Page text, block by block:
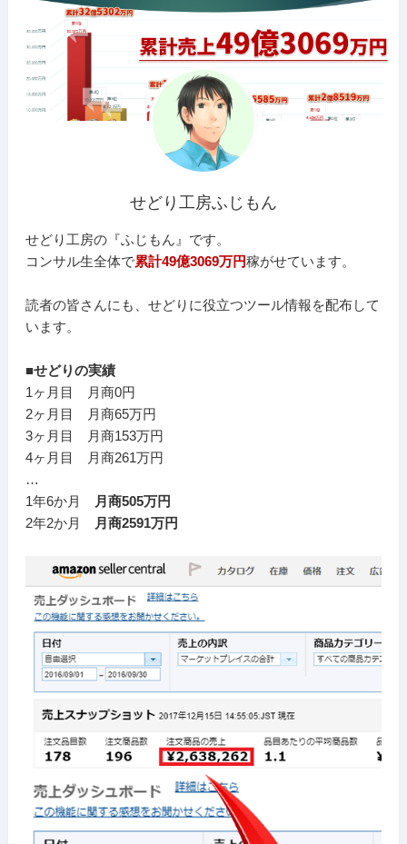
せどり工房ふじもん
せどり工房の『ふじもん』です。
コンサル生全体で累計49億3069万円稼がせています。
読者の皆さんにも、せどりに役立つツール情報を配布して
います。
■せどりの実績
1ヶ月目 月商0円
2ヶ月目 月商65万円
3ヶ月目 月商153万円
4ヶ月目 月商261万円
…
1年6か月
月商505万円
2年2か月
月商2591万円